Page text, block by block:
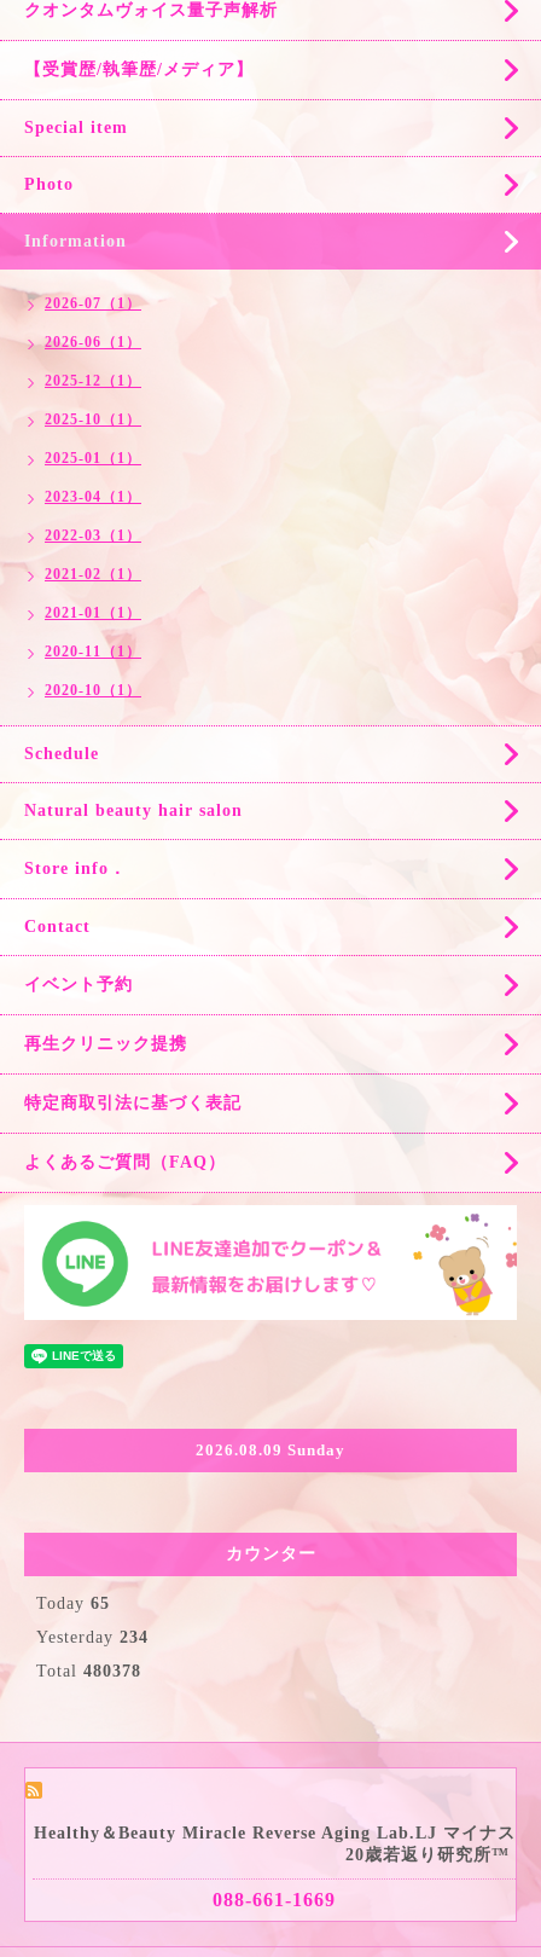
クオンタムヴォイス量子声解析
【受賞歴/執筆歴/メディア】
Special item
Photo
Information
2026-07（1）
2026-06（1）
2025-12（1）
2025-10（1）
2025-01（1）
2023-04（1）
2022-03（1）
2021-02（1）
2021-01（1）
2020-11（1）
2020-10（1）
Schedule
Natural beauty hair salon
Store info．
Contact
イベント予約
再生クリニック提携
特定商取引法に基づく表記
よくあるご質問（FAQ）
2026.08.09 Sunday
カウンター
Today 65
Yesterday 234
Total 480378
Healthy＆Beauty Miracle Reverse Aging Lab.LJ マイナス
20歳若返り研究所™
088-661-1669